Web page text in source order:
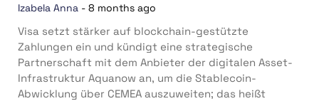
Izabela Anna - 8 months ago
Visa setzt stärker auf blockchain-gestützte
Zahlungen ein und kündigt eine strategische
Partnerschaft mit dem Anbieter der digitalen Asset-
Infrastruktur Aquanow an, um die Stablecoin-
Abwicklung über CEMEA auszuweiten; das heißt